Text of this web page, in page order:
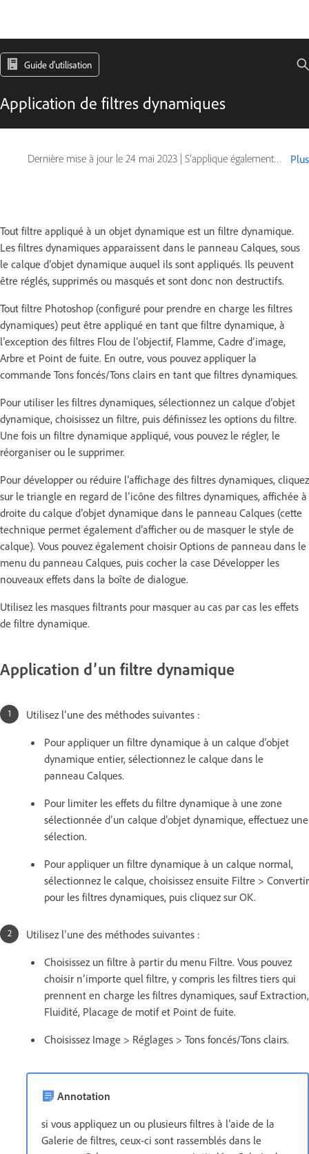
Guide d'utilisation
Application de filtres dynamiques
Dernière mise à jour le 24 mai 2023 | S’applique également à Adobe Photoshop CS6 Plus
Tout filtre appliqué à un objet dynamique est un filtre dynamique.
Les filtres dynamiques apparaissent dans le panneau Calques, sous
le calque d’objet dynamique auquel ils sont appliqués. Ils peuvent
être réglés, supprimés ou masqués et sont donc non destructifs.
Tout filtre Photoshop (configuré pour prendre en charge les filtres
dynamiques) peut être appliqué en tant que filtre dynamique, à
l’exception des filtres Flou de l’objectif, Flamme, Cadre d’image,
Arbre et Point de fuite. En outre, vous pouvez appliquer la
commande Tons foncés/Tons clairs en tant que filtres dynamiques.
Pour utiliser les filtres dynamiques, sélectionnez un calque d’objet
dynamique, choisissez un filtre, puis définissez les options du filtre.
Une fois un filtre dynamique appliqué, vous pouvez le régler, le
réorganiser ou le supprimer.
Pour développer ou réduire l’affichage des filtres dynamiques, cliquez
sur le triangle en regard de l’icône des filtres dynamiques, affichée à
droite du calque d’objet dynamique dans le panneau Calques (cette
technique permet également d’afficher ou de masquer le style de
calque). Vous pouvez également choisir Options de panneau dans le
menu du panneau Calques, puis cocher la case Développer les
nouveaux effets dans la boîte de dialogue.
Utilisez les masques filtrants pour masquer au cas par cas les effets
de filtre dynamique.
Application d’un filtre dynamique
Utilisez l’une des méthodes suivantes :
Pour appliquer un filtre dynamique à un calque d’objet
dynamique entier, sélectionnez le calque dans le
panneau Calques.
Pour limiter les effets du filtre dynamique à une zone
sélectionnée d’un calque d’objet dynamique, effectuez une
sélection.
Pour appliquer un filtre dynamique à un calque normal,
sélectionnez le calque, choisissez ensuite Filtre > Convertir
pour les filtres dynamiques, puis cliquez sur OK.
Utilisez l’une des méthodes suivantes :
Choisissez un filtre à partir du menu Filtre. Vous pouvez
choisir n’importe quel filtre, y compris les filtres tiers qui
prennent en charge les filtres dynamiques, sauf Extraction,
Fluidité, Placage de motif et Point de fuite.
Choisissez Image > Réglages > Tons foncés/Tons clairs.
Annotation
si vous appliquez un ou plusieurs filtres à l’aide de la
Galerie de filtres, ceux-ci sont rassemblés dans le